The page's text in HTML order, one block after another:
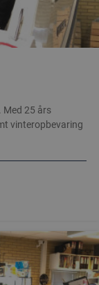
Med 25 års
vinteropbevaring